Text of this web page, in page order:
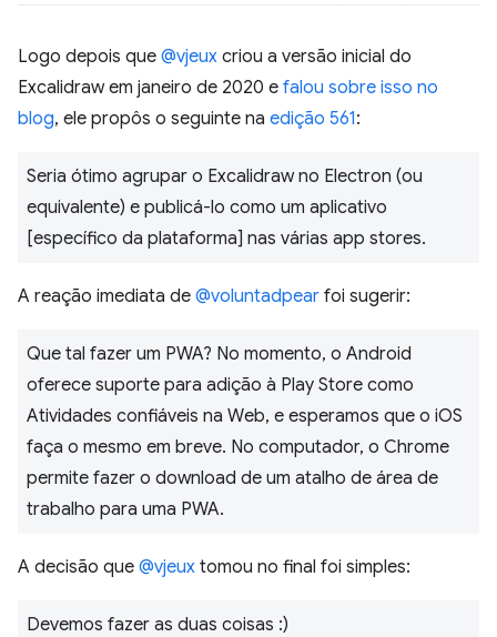
Logo depois que @vjeux criou a versão inicial do
Excalidraw em janeiro de 2020 e falou sobre isso no
blog, ele propôs o seguinte na edição 561:
Seria ótimo agrupar o Excalidraw no Electron (ou
equivalente) e publicá-lo como um aplicativo
[específico da plataforma] nas várias app stores.
A reação imediata de @voluntadpear foi sugerir:
Que tal fazer um PWA? No momento, o Android
oferece suporte para adição à Play Store como
Atividades confiáveis na Web, e esperamos que o iOS
faça o mesmo em breve. No computador, o Chrome
permite fazer o download de um atalho de área de
trabalho para uma PWA.
A decisão que @vjeux tomou no final foi simples:
Devemos fazer as duas coisas :)